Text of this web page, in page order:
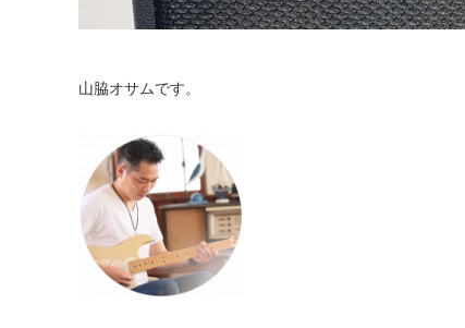
山脇オサムです。